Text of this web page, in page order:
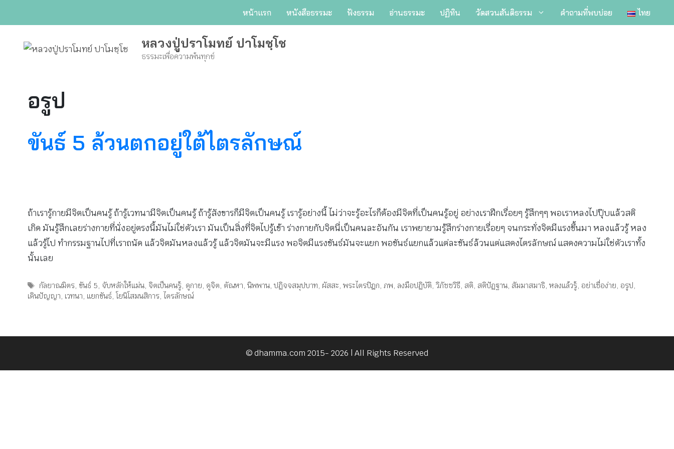
หน้าแรก หนังสือธรรมะ ฟังธรรม อ่านธรรมะ ปฏิทิน วัดสวนสันติธรรม คำถามที่พบบ่อย ไทย
หลวงปู่ปราโมทย์ ปาโมชฺโช
ธรรมะเพื่อความพ้นทุกข์
อรูป
ขันธ์ 5 ล้วนตกอยู่ใต้ไตรลักษณ์
ถ้าเรารู้กายมีจิตเป็นคนรู้ ถ้ารู้เวทนามีจิตเป็นคนรู้ ถ้ารู้สังขารก็มีจิตเป็นคนรู้ เรารู้อย่างนี้ ไม่ว่าจะรู้อะไรก็ต้องมีจิตที่เป็นคนรู้อยู่ อย่างเราฝึกเรื่อยๆ รู้สึกๆๆ พอเราหลงไปปุ๊บแล้วสติ
เกิด มันรู้สึกเลยร่างกายที่นั่งอยู่ตรงนี้มันไม่ใช่ตัวเรา มันเป็นสิ่งที่จิตไปรู้เข้า ร่างกายกับจิตนี่เป็นคนละอันกัน เราพยายามรู้สึกร่างกายเรื่อยๆ จนกระทั่งจิตมีแรงขึ้นมา หลงแล้วรู้ หลง
แล้วรู้ไป ทำกรรมฐานไปที่เราถนัด แล้วจิตมันหลงแล้วรู้ แล้วจิตมันจะมีแรง พอจิตมีแรงขันธ์มันจะแยก พอขันธ์แยกแล้วแต่ละขันธ์ล้วนแต่แสดงไตรลักษณ์ แสดงความไม่ใช่ตัวเราทั้ง
นั้นเลย
Tags
กัลยาณมิตร, ขันธ์ 5, จับหลักให้แม่น, จิตเป็นคนรู้, ดูกาย, ดูจิต, ตัณหา,นิพพาน,ปฏิจจสมุปบาท, ผัสสะ,พระไตรปิฎก,ภพ, ลงมือปฏิบัติ,วิภัชชวิธี, สติ, สติปัฏฐาน, สัมมาสมาธิ,หลงแล้วรู้, อย่าเชื่อง่าย, อรูป,
เดินปัญญา, เวทนา, แยกขันธ์, โยนิโสมนสิการ, ไตรลักษณ์
© dhamma.com 2015- 2026 | All Rights Reserved